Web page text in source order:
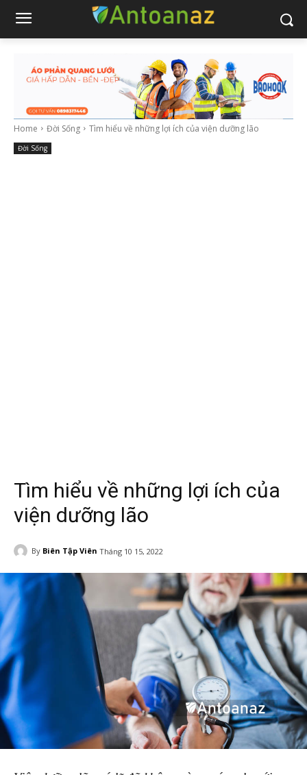
Home Đời Sống Tìm hiểu về những lợi ích của viện dưỡng lão
Đời Sống
Tìm hiểu về những lợi ích của
viện dưỡng lão
By Biên Tập Viên Tháng 10 15, 2022